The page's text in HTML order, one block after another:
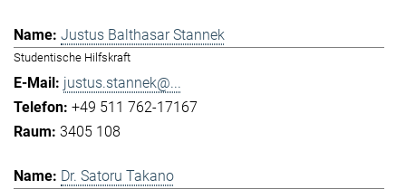
Justus Balthasar Stannek
Studentische Hilfskraft
justus.stannek@...
+49 511 762-17167
3405 108
Dr. Satoru Takano